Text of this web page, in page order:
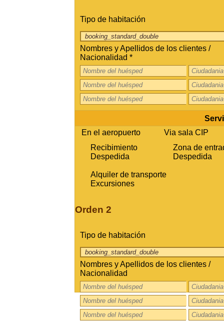
Tipo de habitación
Nombres y Apellidos de los clientes /
Nacionalidad *
En el aeropuerto
Via sala CIP
Recibimiento
Despedida
Zona de
Despedida
Alquiler de transporte
Excursiones
Orden 2
Tipo de habitación
Nombres y Apellidos de los clientes /
Nacionalidad